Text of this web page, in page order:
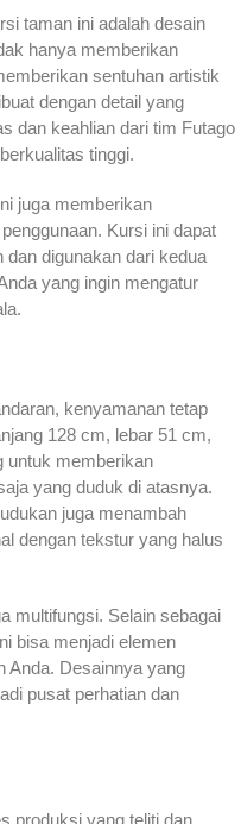
taman ini adalah desain
hanya memberikan
sentuhan artistik
dengan detail yang
dan keahlian dari tim Futago
tinggi.
juga memberikan
Kursi ini dapat
dan digunakan dari kedua
yang ingin mengatur
kenyamanan tetap
128 cm, lebar 51 cm,
untuk memberikan
yang duduk di atasnya.
juga menambah
dengan tekstur yang halus
multifungsi. Selain sebagai
bisa menjadi elemen
Anda. Desainnya yang
pusat perhatian dan